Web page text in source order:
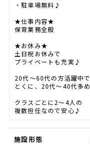
・駐車場無料♪
★仕事内容★
保育業務全般
★お休み★
土日祝お休みで
プライベートも充実♪
20代～60代の方活躍中で
とくに、20代～40代多
クラスごとに2～4人の
複数担任なので安心♪
施設形態